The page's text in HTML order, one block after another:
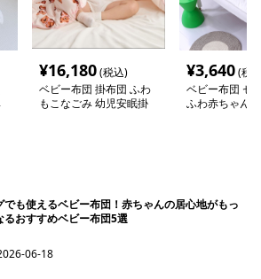
¥16,180(税込)
ベビー布団 掛布団 ふわ
もこなごみ 幼児安眠掛
¥3,640(税
ベビー布団 セ
ふわ赤ちゃん
でも使えるベビー布団！赤ちゃんの居心地がもっ
るおすすめベビー布団5選
06-18